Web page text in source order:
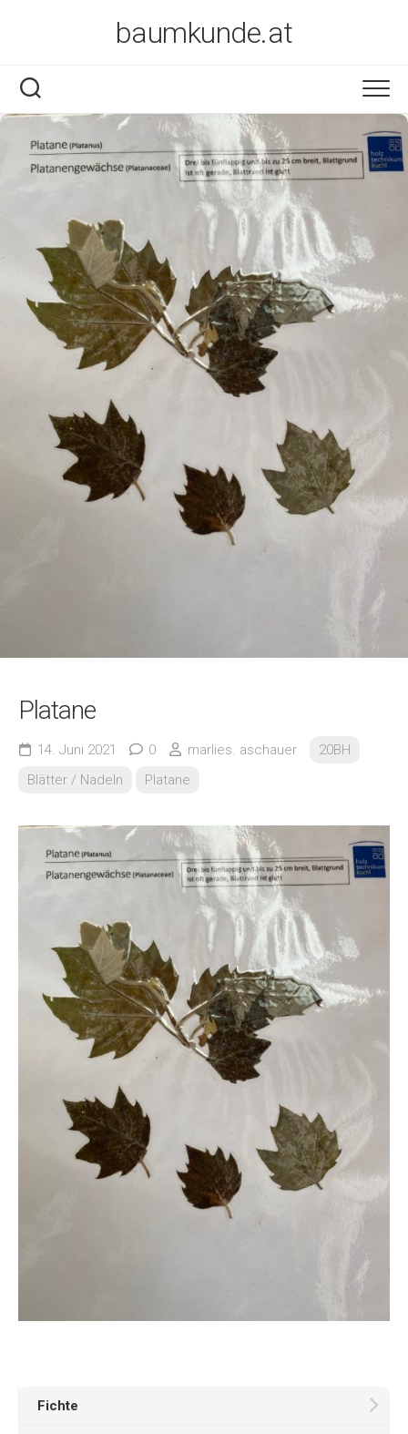
baumkunde.at
Platane
14. Juni 2021 0 marlies. aschauer
20BH
Blätter / Nadeln
Platane
Fichte